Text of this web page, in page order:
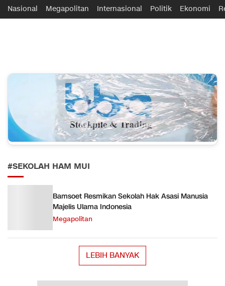
ifakta.co
#pastibenar
Nasional Megapolitan Internasional Politik Ekonomi
#SEKOLAH HAM MUI
Bamsoet Resmikan Sekolah Hak Asasi Manusia
Majelis Ulama Indonesia
Megapolitan
LEBIH BANYAK